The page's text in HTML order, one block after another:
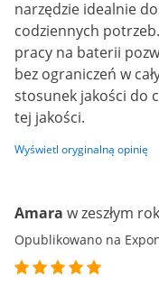
narzędzie idealnie
codziennych
pracy na baterii
bez ograniczeń w
stosunek jakości do
tej jakości.
Wyświetl oryginalną opinię
Amara w zeszłym
Opublikowano na